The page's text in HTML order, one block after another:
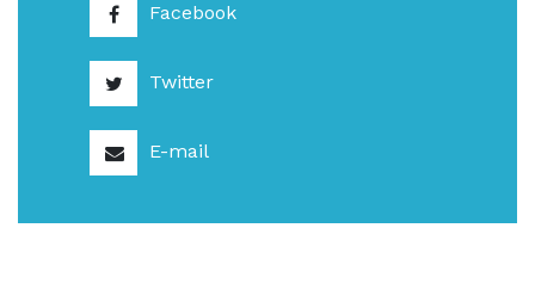
Facebook
Twitter
E-mail